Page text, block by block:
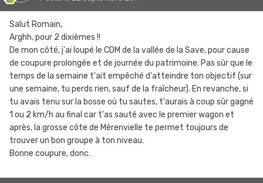
Salut Romain,
Arghh, pour 2 dixièmes !!
De mon côté, j'ai loupé le CDM de la vallée de la Save, pour cause
de coupure prolongée et de journée du patrimoine. Pas sûr que le
temps de la semaine t'ait empêché d'atteindre ton objectif (sur
une semaine, tu perds rien, sauf de la fraîcheur). En revanche, si
tu avais tenu sur la bosse où tu sautes, t'aurais à coup sûr gagné
1 ou 2 km/h au final car t'as sauté avec le premier wagon et
après, la grosse côte de Mérenvielle te permet toujours de
trouver un bon groupe à ton niveau.
Bonne coupure, donc.